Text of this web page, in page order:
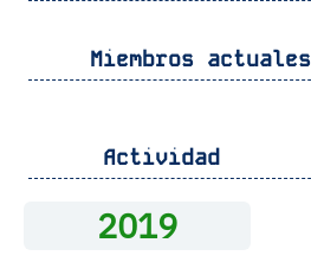
Miembros actuales
Actividad
2019